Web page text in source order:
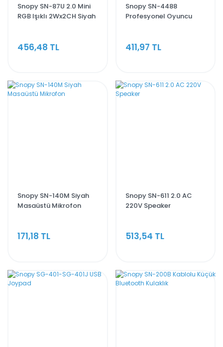
Snopy SN-87U 2.0 Mini
RGB Işıklı 2Wx2CH Siyah
456,48 TL
Snopy SN-4488
Profesyonel Oyuncu
411,97 TL
Snopy SN-140M Siyah
Masaüstü Mikrofon
171,18 TL
Snopy SN-611 2.0 AC
220V Speaker
513,54 TL